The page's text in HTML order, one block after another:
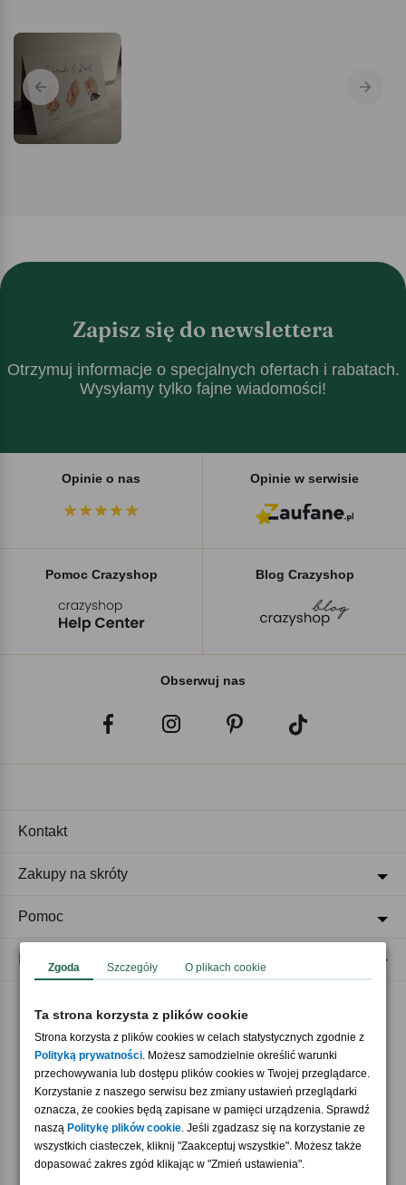
Zapisz się do newslettera
Otrzymuj informacje o specjalnych ofertach i rabatach.
Wysyłamy tylko fajne wiadomości!
Opinie o nas Opinie w serwisie
Pomoc Crazyshop Blog Crazyshop
Obserwuj nas
Akceptujemy płatności
Nasi partnerzy
Kontakt
Zakupy na skróty
Pomoc
Regulaminy
Zgoda Szczegóły O plikach cookie
Ta strona korzysta z plików cookie
Strona korzysta z plików cookies w celach statystycznych zgodnie z
Polityką prywatności. Możesz samodzielnie określić warunki
przechowywania lub dostępu plików cookies w Twojej przeglądarce.
Korzystanie z naszego serwisu bez zmiany ustawień przeglądarki
oznacza, że cookies będą zapisane w pamięci urządzenia. Sprawdź
naszą Politykę plików cookie. Jeśli zgadzasz się na korzystanie ze
wszystkich ciasteczek, kliknij "Zaakceptuj wszystkie". Możesz także
dopasować zakres zgód klikając w "Zmień ustawienia".